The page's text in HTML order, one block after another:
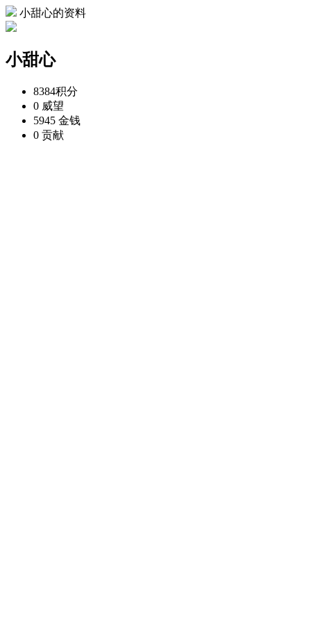
小甜心的资料
小甜心
8384积分
0 威望
5945 金钱
0 贡献